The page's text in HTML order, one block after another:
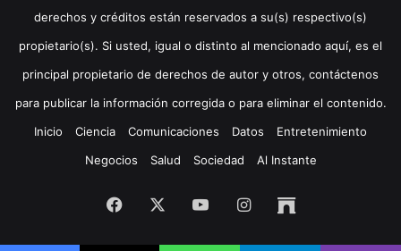
derechos y créditos están reservados a su(s) respectivo(s)
propietario(s). Si usted, igual o distinto al mencionado aquí, es el
principal propietario de derechos de autor y otros, contáctenos
para publicar la información corregida o para eliminar el contenido.
Inicio
Ciencia Comunicaciones Datos
Entretenimiento
Negocios
Salud Sociedad Al Instante
Facebook YouTubeInstagramArchive